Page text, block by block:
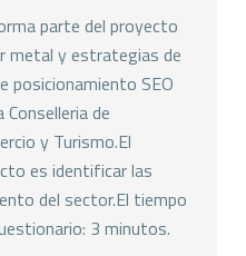
parte del proyecto
metal y estrategias de
posicionamiento SEO
de
y Turismo.El
es identificar las
del sector.El tiempo
3 minutos.